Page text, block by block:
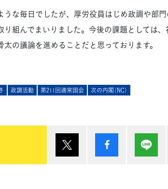
な毎日でしたが、厚労役員はじめ政調や部
組んでまいりました。今後の課題としては
の議論を進めることだと思っております。
政調活動 第211回通常国会 次の内閣（NC）
シェア